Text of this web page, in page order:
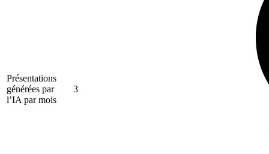
Présentations
générées par
l’IA par mois
3